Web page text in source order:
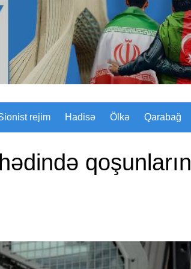
Sizinyol.org
rejim Hadisə Ölkə Qarabağ
qoşunların